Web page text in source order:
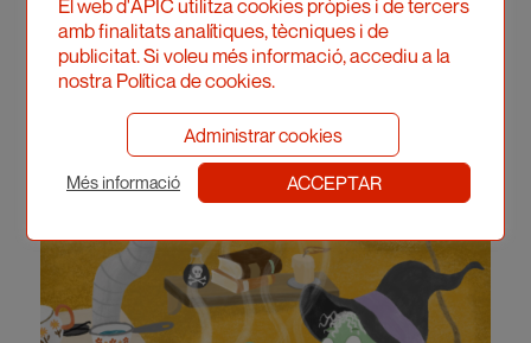
El web d'APIC utilitza cookies pròpies i de tercers
amb finalitats analítiques, tècniques i de
publicitat. Si voleu més informació, accediu a la
nostra Política de cookies.
Administrar cookies
Més informació ACCEPTAR